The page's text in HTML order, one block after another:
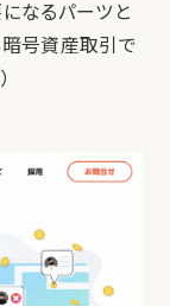
なるパーツと
暗号資産取引で